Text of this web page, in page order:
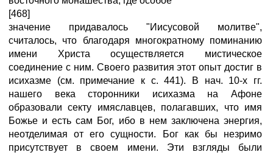
[468]
значение придавалось "Иисусовой молитве",
считалось, что благодаря многократному поминанию
имени Христа осуществляется мистическое
соединение с ним. Своего развития этот опыт достиг в
исихазме (см. примечание к с. 441). В нач. 10-х гг.
нашего века сторонники исихазма на Афоне
образовали секту имяславцев, полагавших, что имя
Божье и есть сам Бог, ибо в нем заключена энергия,
неотделимая от его сущности. Бог как бы незримо
присутствует в своем имени. Эти взгляды были